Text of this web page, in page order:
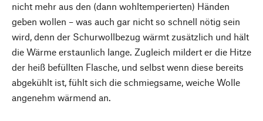
nicht mehr aus den (dann wohltemperierten) Händen
geben wollen – was auch gar nicht so schnell nötig sein
wird, denn der Schurwollbezug wärmt zusätzlich und hält
die Wärme erstaunlich lange. Zugleich mildert er die Hitze
der heiß befüllten Flasche, und selbst wenn diese bereits
abgekühlt ist, fühlt sich die schmiegsame, weiche Wolle
angenehm wärmend an.